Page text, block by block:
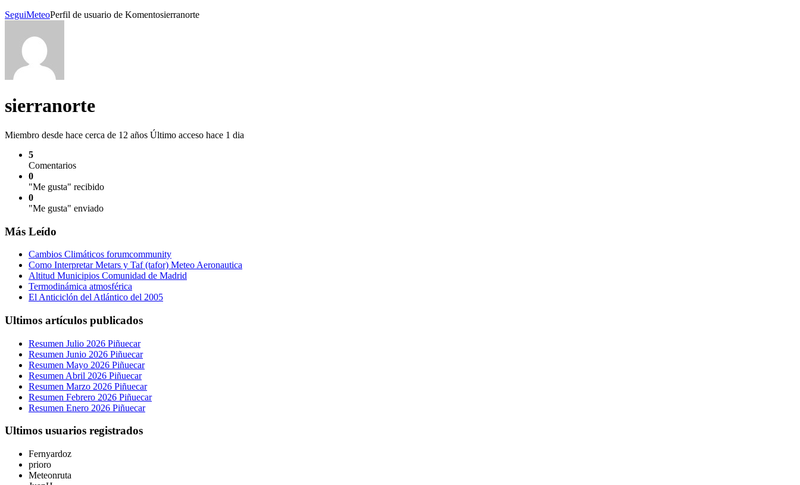
SeguiMeteoPerfil de usuario de Komentosierranorte
sierranorte
Miembro desde hace cerca de 12 años Último acceso hace 1 dia
5
Comentarios
0
"Me gusta" recibido
0
"Me gusta" enviado
Más Leído
Cambios Climáticos forumcommunity
Como Interpretar Metars y Taf (tafor) Meteo Aeronautica
Altitud Municipios Comunidad de Madrid
Termodinámica atmosférica
El Anticiclón del Atlántico del 2005
Ultimos artículos publicados
Resumen Julio 2026 Piñuecar
Resumen Junio 2026 Piñuecar
Resumen Mayo 2026 Piñuecar
Resumen Abril 2026 Piñuecar
Resumen Marzo 2026 Piñuecar
Resumen Febrero 2026 Piñuecar
Resumen Enero 2026 Piñuecar
Ultimos usuarios registrados
Fernyardoz
prioro
Meteonruta